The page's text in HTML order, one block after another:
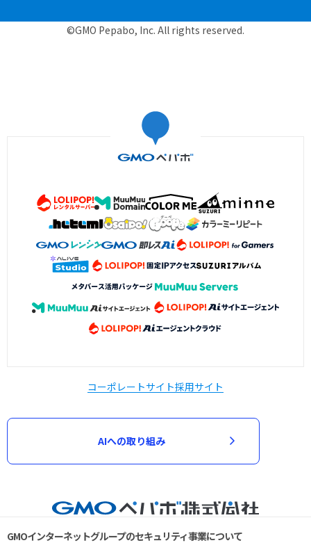
©GMO Pepabo, Inc. All rights reserved.
コーポレートサイト採用サイト
AIへの取り組み
GMOインターネットグループのセキュリティ事業について